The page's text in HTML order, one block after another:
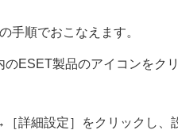
手順でおこなえます。
のESET製品のアイコンをク
詳細設定］をクリックし、